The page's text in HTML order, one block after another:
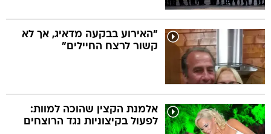
"האירוע בבקעה מדאיג, אך לא
קשור לרצח החיילים"
אלמנת הקצין שהוכה למוות:
לפעול בקיצוניות נגד הרוצחים